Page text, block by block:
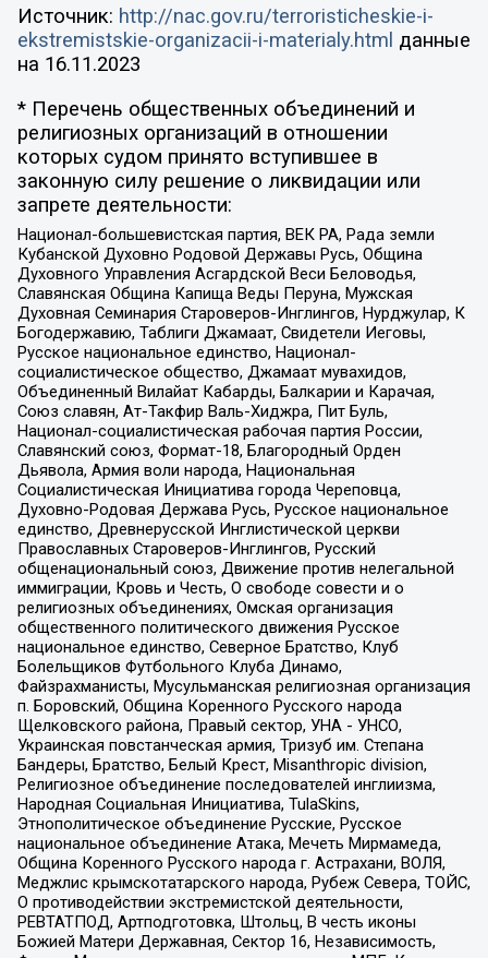
Источник: http://nac.gov.ru/terroristicheskie-i-
ekstremistskie-organizacii-i-materialy.html данные
на 16.11.2023
* Перечень общественных объединений и
религиозных организаций в отношении
которых судом принято вступившее в
законную силу решение о ликвидации или
запрете деятельности:
Национал-большевистская партия, ВЕК РА, Рада земли
Кубанской Духовно Родовой Державы Русь, Община
Духовного Управления Асгардской Веси Беловодья,
Славянская Община Капища Веды Перуна, Мужская
Духовная Семинария Староверов-Инглингов, Нурджулар, К
Богодержавию, Таблиги Джамаат, Свидетели Иеговы,
Русское национальное единство, Национал-
социалистическое общество, Джамаат мувахидов,
Объединенный Вилайат Кабарды, Балкарии и Карачая,
Союз славян, Ат-Такфир Валь-Хиджра, Пит Буль,
Национал-социалистическая рабочая партия России,
Славянский союз, Формат-18, Благородный Орден
Дьявола, Армия воли народа, Национальная
Социалистическая Инициатива города Череповца,
Духовно-Родовая Держава Русь, Русское национальное
единство, Древнерусской Инглистической церкви
Православных Староверов-Инглингов, Русский
общенациональный союз, Движение против нелегальной
иммиграции, Кровь и Честь, О свободе совести и о
религиозных объединениях, Омская организация
общественного политического движения Русское
национальное единство, Северное Братство, Клуб
Болельщиков Футбольного Клуба Динамо,
Файзрахманисты, Мусульманская религиозная организация
п. Боровский, Община Коренного Русского народа
Щелковского района, Правый сектор, УНА - УНСО,
Украинская повстанческая армия, Тризуб им. Степана
Бандеры, Братство, Белый Крест, Misanthropic division,
Религиозное объединение последователей инглиизма,
Народная Социальная Инициатива, TulaSkins,
Этнополитическое объединение Русские, Русское
национальное объединение Атака, Мечеть Мирмамеда,
Община Коренного Русского народа г. Астрахани, ВОЛЯ,
Меджлис крымскотатарского народа, Рубеж Севера, ТОЙС,
О противодействии экстремистской деятельности,
РЕВТАТПОД, Артподготовка, Штольц, В честь иконы
Божией Матери Державная, Сектор 16, Независимость,